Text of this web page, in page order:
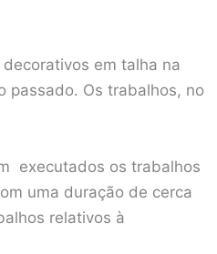
em talha na
passado. Os trabalhos, no
executados os trabalhos
uma duração de cerca
relativos à